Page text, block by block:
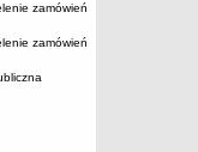
zamówień
zamówień